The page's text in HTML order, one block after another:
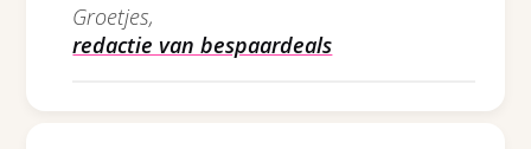
Groetjes,
redactie van bespaardeals